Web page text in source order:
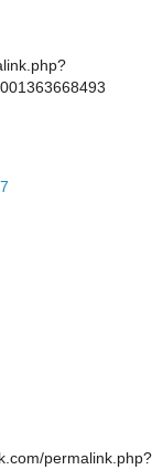
permalink.php?